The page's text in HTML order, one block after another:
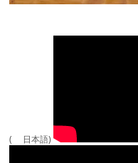
( 日本語)